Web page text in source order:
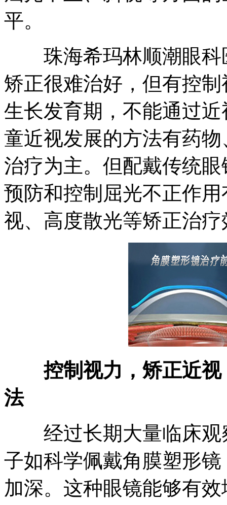
平。
珠海希玛林顺潮眼科
矫正很难治好，但有控
生长发育期，不能通过
童近视发展的方法有药
治疗为主。但配戴传统
预防和控制屈光不正作
视、高度散光等矫正治
控制视力，矫正近视
法
经过长期大量临床观
子如科学佩戴角膜塑形
加深。这种眼镜能够有